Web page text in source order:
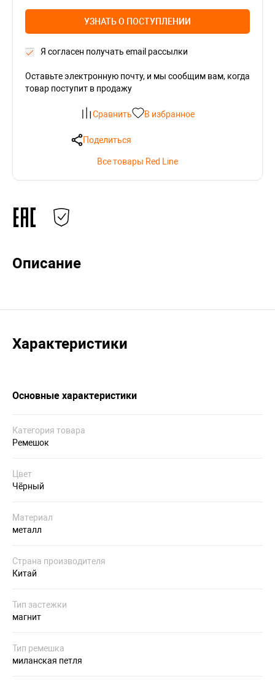
УЗНАТЬ О ПОСТУПЛЕНИИ
Я согласен получать email рассылки
Оставьте электронную почту, и мы сообщим вам, когда
товар поступит в продажу
Сравнить В избранное
Поделиться
Все товары Red Line
Описание
Характеристики
Основные характеристики
Категория товара
Ремешок
Цвет
Чёрный
Материал
металл
Страна производителя
Китай
Тип застежки
магнит
Тип ремешка
миланская петля